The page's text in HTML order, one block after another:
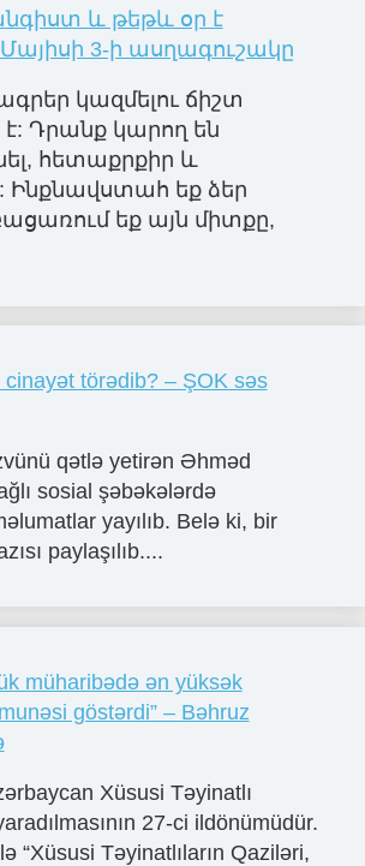
և թեթև օր է
3-ի ասղագուշակը
կազմելու ճիշտ
Դրանք կարող են
հետաքրքիր և
եք ձեր
եք այն միտքը,
törədib? – ŞOK səs
qətlə yetirən Əhməd
sosial şəbəkələrdə
yayılıb. Belə ki, bir
paylaşılıb....
müharibədə ən yüksək
göstərdi” – Bəhruz
Xüsusi Təyinatlı
27-ci ildönümüdür.
“Xüsusi Təyinatlıların Qaziləri,